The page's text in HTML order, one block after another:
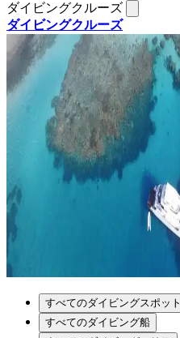
ダイビングクルーズ
ダイビングクルーズ
すべてのダイビングスポット
すべてのダイビング船